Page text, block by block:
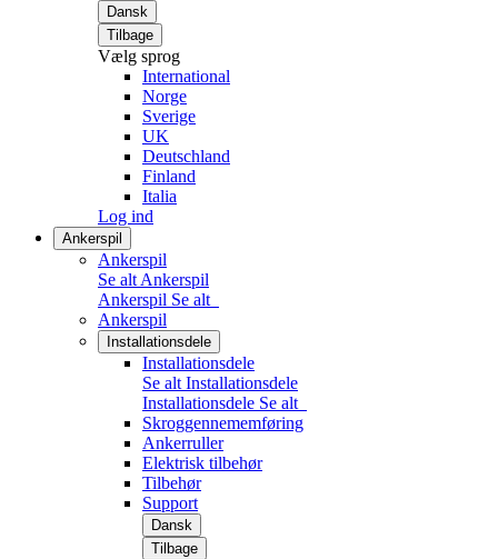
Dansk
Tilbage
Vælg sprog
International
Norge
Sverige
UK
Deutschland
Finland
Italia
Log ind
Ankerspil
Ankerspil
Se alt Ankerspil
Ankerspil Se alt
Ankerspil
Installationsdele
Installationsdele
Se alt Installationsdele
Installationsdele Se alt
Skroggennememføring
Ankerruller
Elektrisk tilbehør
Tilbehør
Support
Dansk
Tilbage